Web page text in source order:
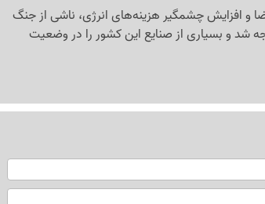
و افزایش چشمگیر هزینه‌های انرژی، ناشی از جنگ
شد و بسیاری از صنایع این کشور را در وضعیت